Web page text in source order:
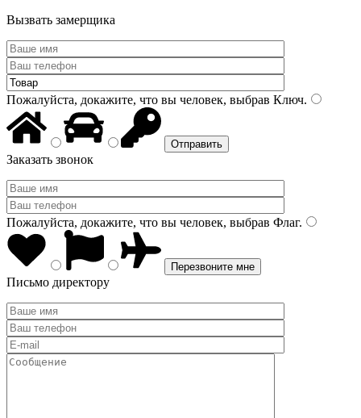
Вызвать замерщика
Пожалуйста, докажите, что вы человек, выбрав Ключ.
Заказать звонок
Пожалуйста, докажите, что вы человек, выбрав Флаг.
Письмо директору